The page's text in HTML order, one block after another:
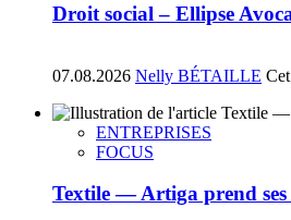
Droit social – Ellipse
07.08.2026 Nelly BÉTAILLE
ENTREPRISES
FOCUS
Textile — Artiga prend